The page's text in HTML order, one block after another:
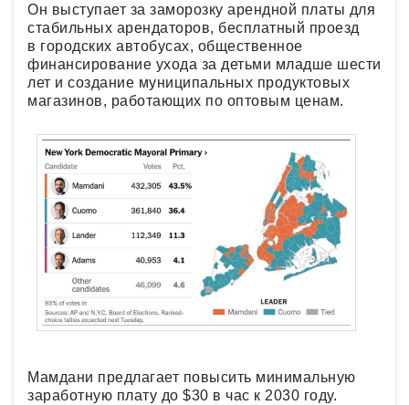
Он выступает за заморозку арендной платы для
стабильных арендаторов, бесплатный проезд
в городских автобусах, общественное
финансирование ухода за детьми младше шести
лет и создание муниципальных продуктовых
магазинов, работающих по оптовым ценам.
Мамдани предлагает повысить минимальную
заработную плату до $30 в час к 2030 году.